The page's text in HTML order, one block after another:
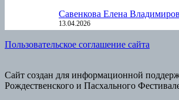
Савенкова Елена
13.04.2026
Пользовательское соглашение сайта
Сайт создан для информационной
Рождественского и Пасхального